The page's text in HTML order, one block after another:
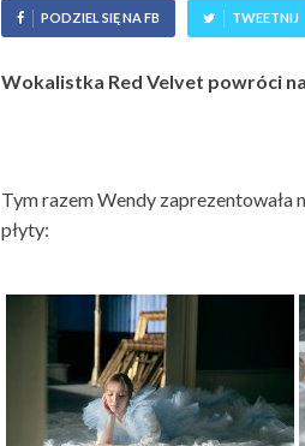
PODZIEL SIĘ NA FB TWEETNIJ
Wokalistka Red Velvet powróci
Tym razem Wendy
płyty: